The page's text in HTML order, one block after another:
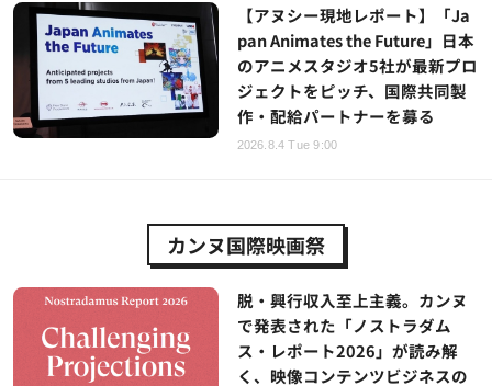
【アヌシー現地レポート】「Ja
pan Animates the Future」日本
のアニメスタジオ5社が最新プロ
ジェクトをピッチ、国際共同製
作・配給パートナーを募る
2026.8.4 Tue 9:00
カンヌ国際映画祭
脱・興行収入至上主義。カンヌ
で発表された「ノストラダム
ス・レポート2026」が読み解
く、映像コンテンツビジネスの